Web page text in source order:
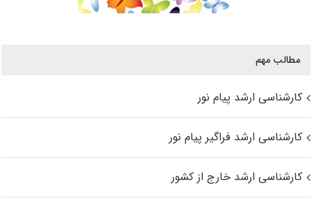
مطالب مهم
کارشناسی ارشد پیام نور
کارشناسی ارشد فراگیر پیام نور
کارشناسی ارشد خارج از کشور